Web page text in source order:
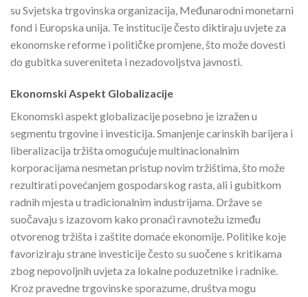
su Svjetska trgovinska organizacija, Međunarodni monetarni
fond i Europska unija. Te institucije često diktiraju uvjete za
ekonomske reforme i političke promjene, što može dovesti
do gubitka suvereniteta i nezadovoljstva javnosti.
Ekonomski Aspekt Globalizacije
Ekonomski aspekt globalizacije posebno je izražen u
segmentu trgovine i investicija. Smanjenje carinskih barijera i
liberalizacija tržišta omogućuje multinacionalnim
korporacijama nesmetan pristup novim tržištima, što može
rezultirati povećanjem gospodarskog rasta, ali i gubitkom
radnih mjesta u tradicionalnim industrijama. Države se
suočavaju s izazovom kako pronaći ravnotežu između
otvorenog tržišta i zaštite domaće ekonomije. Politike koje
favoriziraju strane investicije često su suočene s kritikama
zbog nepovoljnih uvjeta za lokalne poduzetnike i radnike.
Kroz pravedne trgovinske sporazume, društva mogu